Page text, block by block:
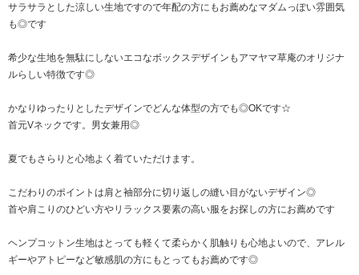
サラサラとした涼しい生地ですので年配の方にもお薦めなマダムっぽい雰囲気
も◎です
希少な生地を無駄にしないエコなボックスデザインもアマヤマ草庵のオリジナ
ルらしい特徴です◎
かなりゆったりとしたデザインでどんな体型の方でも◎OKです☆
首元Vネックです。男女兼用◎
夏でもさらりと心地よく着ていただけます。
こだわりのポイントは肩と袖部分に切り返しの縫い目がないデザイン◎
首や肩こりのひどい方やリラックス要素の高い服をお探しの方にお薦めです
ヘンプコットン生地はとっても軽くて柔らかく肌触りも心地よいので、アレル
ギーやアトピーなど敏感肌の方にもとってもお薦めです◎